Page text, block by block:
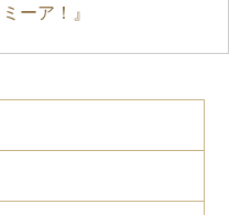
ーア！』